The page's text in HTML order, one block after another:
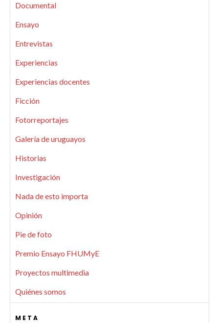
Documental
Ensayo
Entrevistas
Experiencias
Experiencias docentes
Ficción
Fotorreportajes
Galería de uruguayos
Historias
Investigación
Nada de esto importa
Opinión
Pie de foto
Premio Ensayo FHUMyE
Proyectos multimedia
Quiénes somos
META